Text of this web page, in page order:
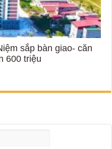
sắp bàn giao- căn
600 triệu